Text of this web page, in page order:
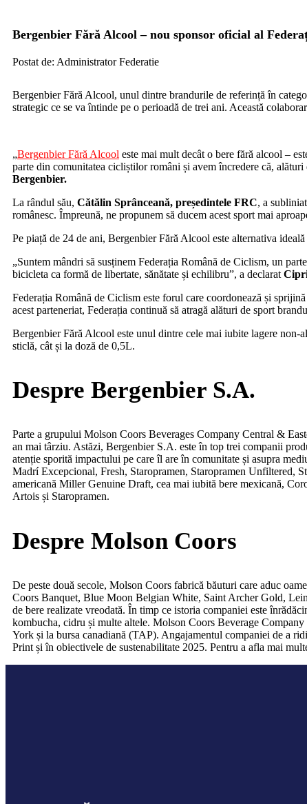
Bergenbier Fără Alcool – nou sponsor oficial al
Postat de: Administrator Federatie
Bergenbier Fără Alcool, unul dintre brandurile de referință în
strategic ce se va întinde pe o perioadă de trei ani. Această
„Bergenbier Fără Alcool este mai mult decât o bere fără alcool –
parte din comunitatea cicliștilor români și avem încredere că,
Bergenbier.
La rândul său, Cătălin Sprânceană, președintele FRC, a
românesc. Împreună, ne propunem să ducem acest sport mai
Pe piață de 24 de ani, Bergenbier Fără Alcool este alternativa
„Suntem mândri să susținem Federația Română de Ciclism, un
bicicleta ca formă de libertate, sănătate și echilibru”, a declarat
Federația Română de Ciclism este forul care coordonează și
acest parteneriat, Federația continuă să atragă alături de sport
Bergenbier Fără Alcool este unul dintre cele mai iubite lagere
sticlă, cât și la doză de 0,5L.
Despre Bergenbier S.A.
Parte a grupului Molson Coors Beverages Company Central &
an mai târziu. Astăzi, Bergenbier S.A. este în top trei companii
atenție sporită impactului pe care îl are în comunitate și asupra
Madrí Excepcional, Fresh, Staropramen, Staropramen Unfiltered,
americană Miller Genuine Draft, cea mai iubită bere mexicană,
Artois și Staropramen.
Despre Molson Coors
De peste două secole, Molson Coors fabrică băuturi care aduc
Coors Banquet, Blue Moon Belgian White, Saint Archer Gold,
de bere realizate vreodată. În timp ce istoria companiei este
kombucha, cidru și multe altele. Molson Coors Beverage
York și la bursa canadiană (TAP). Angajamentul companiei de a
Print și în obiectivele de sustenabilitate 2025. Pentru a afla mai